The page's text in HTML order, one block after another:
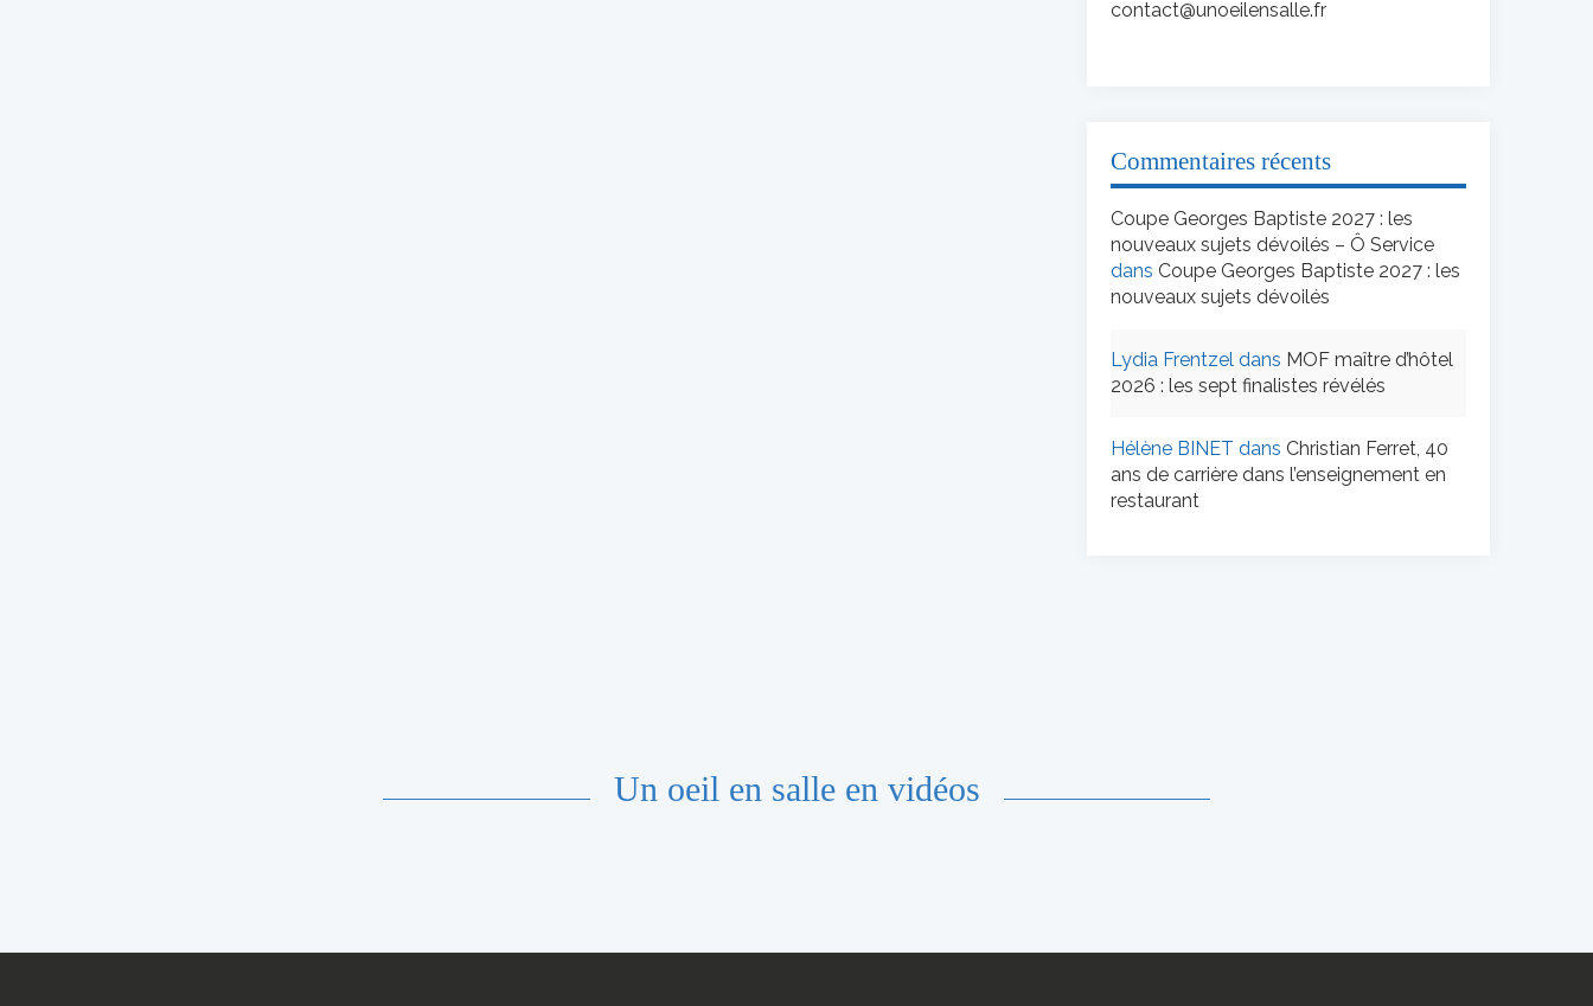
contact@unoeilensalle.fr
Commentaires récents
Coupe Georges Baptiste 2027 : les
nouveaux sujets dévoilés – Ô Service
dans Coupe Georges Baptiste 2027 : les
nouveaux sujets dévoilés
Lydia Frentzel dans MOF maître d’hôtel
2026 : les sept finalistes révélés
Hélène BINET dans Christian Ferret, 40
ans de carrière dans l’enseignement en
restaurant
Un oeil en salle en vidéos